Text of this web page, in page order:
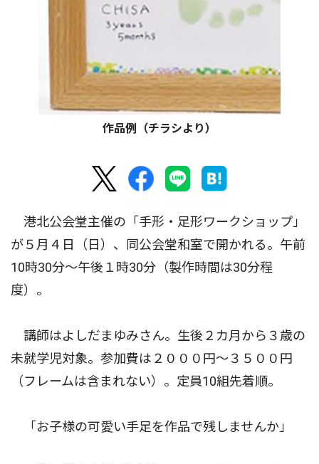
作品例（チラシより）
港北公会堂主催の「手形・足形ワークショップ」
が５月４日（日）、同公会堂和室で開かれる。午前
10時30分〜午後１時30分（製作時間は30分程
度）。
講師はよしだまゆみさん。生後２カ月から３歳の
未就学児対象。参加費は２０００円〜３５００円
（フレームは含まれない）。定員10組先着順。
「お子様の可愛い手足を作品で残しませんか」